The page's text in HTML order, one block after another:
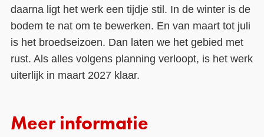
daarna ligt het werk een tijdje stil. In de winter is de
bodem te nat om te bewerken. En van maart tot juli
is het broedseizoen. Dan laten we het gebied met
rust. Als alles volgens planning verloopt, is het werk
uiterlijk in maart 2027 klaar.
Meer informatie